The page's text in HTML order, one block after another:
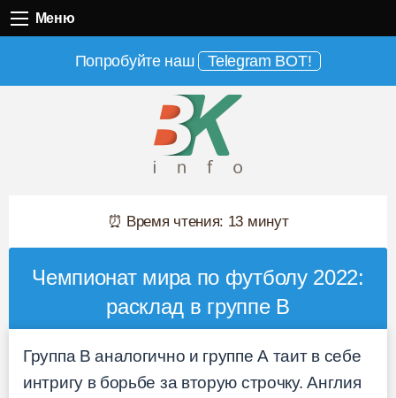
Меню
Попробуйте наш Telegram BOT!
⏰ Время чтения: 13 минут
Чемпионат мира по футболу 2022:
расклад в группе B
Группа B аналогично и группе А таит в себе
интригу в борьбе за вторую строчку. Англия